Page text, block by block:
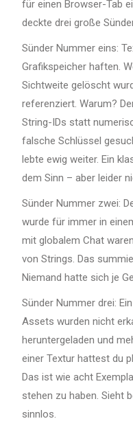
für einen Browser-Tab
deckte drei große
Sünder Nummer eins:
Grafikspeicher haften.
Sichtweite gelöscht
referenziert. Warum?
String-IDs statt
falsche Schlüssel
lebte ewig weiter. Ein
dem Sinn – aber leider
Sünder Nummer zwei:
wurde für immer in
mit globalem Chat
von Strings. Das
Niemand hatte sich je
Sünder Nummer drei:
Assets wurden nicht
heruntergeladen und
einer Textur hattest du
Das ist wie acht
stehen zu haben. Sieht
sinnlos.